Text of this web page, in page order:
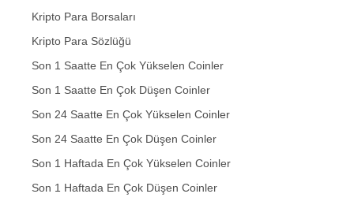
Kripto Para Borsaları
Kripto Para Sözlüğü
Son 1 Saatte En Çok Yükselen Coinler
Son 1 Saatte En Çok Düşen Coinler
Son 24 Saatte En Çok Yükselen Coinler
Son 24 Saatte En Çok Düşen Coinler
Son 1 Haftada En Çok Yükselen Coinler
Son 1 Haftada En Çok Düşen Coinler